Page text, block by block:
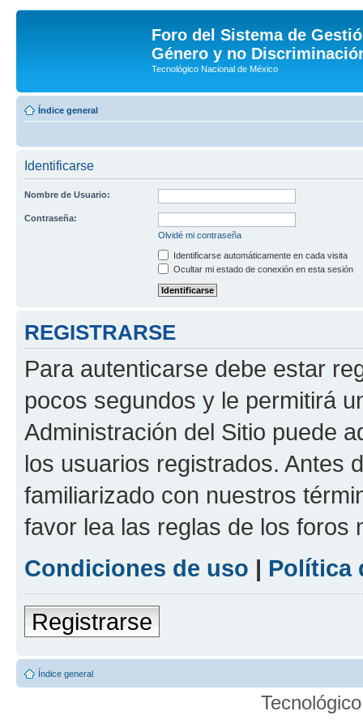
Foro del Sistema de
Género y no
Tecnológico Nacional de México
Índice general
Identificarse
Nombre de Usuario:
Contraseña:
Olvidé mi contraseña
Identificarse automáticamente en cada visita
Ocultar mi estado de conexión en esta sesión
REGISTRARSE
Para autenticarse debe estar
pocos segundos y le permitirá
Administración del Sitio puede
los usuarios registrados. Antes
familiarizado con nuestros
favor lea las reglas de los foros
Condiciones de uso | Política
Registrarse
Índice general